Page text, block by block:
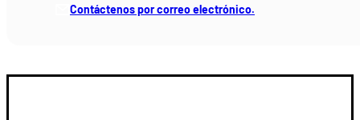
Contáctenos por correo electrónico.